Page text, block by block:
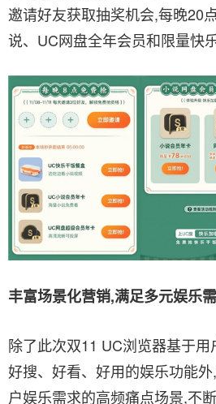
邀请好友获取抽奖机会,每晚20
说、UC网盘全年会员和限量快
丰富场景化营销,满足多元娱乐
除了此次双11 UC浏览器基于
好搜、好看、好用的娱乐功能
户娱乐需求的高频痛点场景,不